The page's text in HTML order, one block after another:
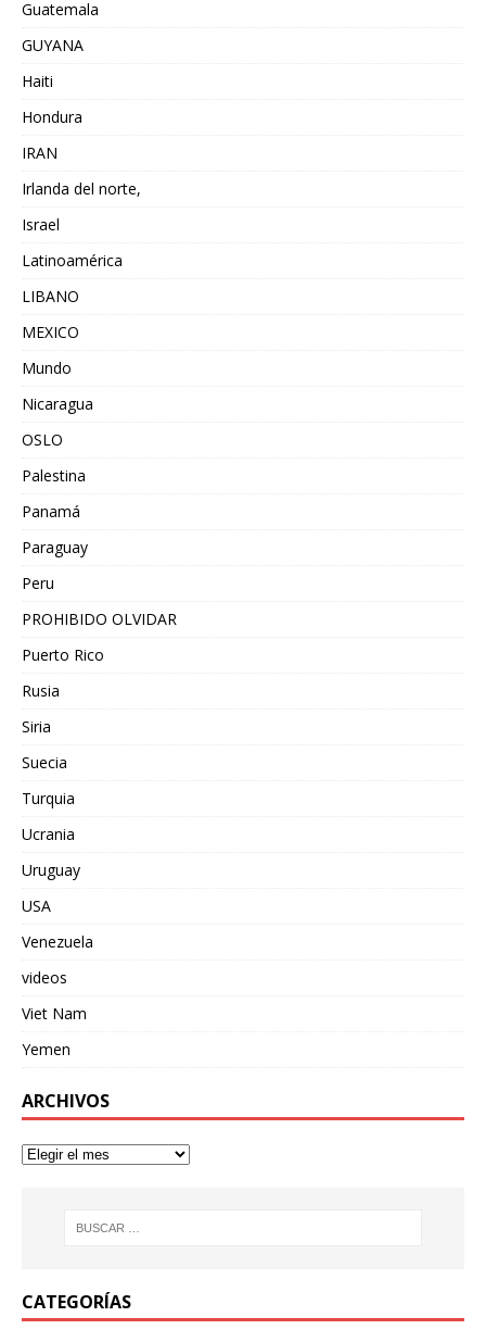
Guatemala
GUYANA
Haiti
Hondura
IRAN
Irlanda del norte,
Israel
Latinoamérica
LIBANO
MEXICO
Mundo
Nicaragua
OSLO
Palestina
Panamá
Paraguay
Peru
PROHIBIDO OLVIDAR
Puerto Rico
Rusia
Siria
Suecia
Turquia
Ucrania
Uruguay
USA
Venezuela
videos
Viet Nam
Yemen
ARCHIVOS
CATEGORÍAS